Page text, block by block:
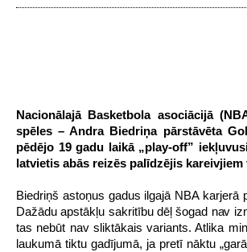
Nacionālajā Basketbola asociācijā
spēles – Andra Biedriņa pārstāvēta
pēdējo 19 gadu laikā „play-off”
latvietis abās reizēs palīdzējis
Biedriņš astoņus gadus ilgajā NBA karjerā
Dažādu apstākļu sakritību dēļ šogad nav
tas nebūt nav sliktākais variants. Atlika
laukumā tiktu gadījumā, ja pretī nāktu